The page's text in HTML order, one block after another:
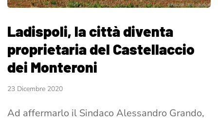
Ladispoli, la città diventa
proprietaria del Castellaccio
dei Monteroni
23 Dicembre 2020
Ad affermarlo il Sindaco Alessandro Grando,